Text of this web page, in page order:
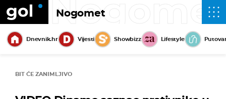
Nogomet
Dnevnik.hr Vijesti Showbizz Lifestyle
BIT ĆE ZANIMLJIVO